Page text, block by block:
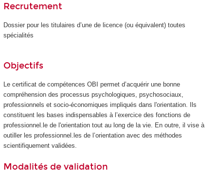
Recrutement
Dossier pour les titulaires d’une de licence (ou équivalent) toutes
spécialités
Objectifs
Le certificat de compétences OBI permet d’acquérir une bonne
compréhension des processus psychologiques, psychosociaux,
professionnels et socio-économiques impliqués dans l'orientation. Ils
constituent les bases indispensables à l’exercice des fonctions de
professionnel.le de l'orientation tout au long de la vie. En outre, il vise à
outiller les professionnel.les de l’orientation avec des méthodes
scientifiquement validées.
Modalités de validation